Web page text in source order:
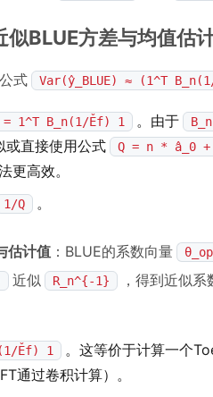
BLUE方差与均值估
式 Var(ŷ_BLUE) ≈ (1^T
= 1^T B_n(1/Ěf) 1 。由于
或直接使用公式 Q = n * â_0
更高效。
1/Q 。
估计值 ：BLUE的系数向量
近似 R_n^{-1} ，得到近似系
Ěf) 1
。这等价于计算一个
通过卷积计算）。